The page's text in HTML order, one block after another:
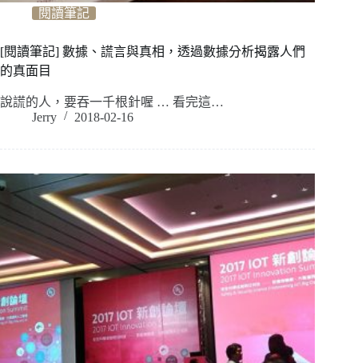
閱讀筆記
[閱讀筆記] 數據、謊言與真相，透過數據分析揭露人們
的真面目
說謊的人，要吞一千根針喔 … 看完這…
Jerry
2018-02-16